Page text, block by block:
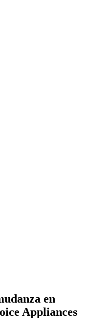
en
Appliances